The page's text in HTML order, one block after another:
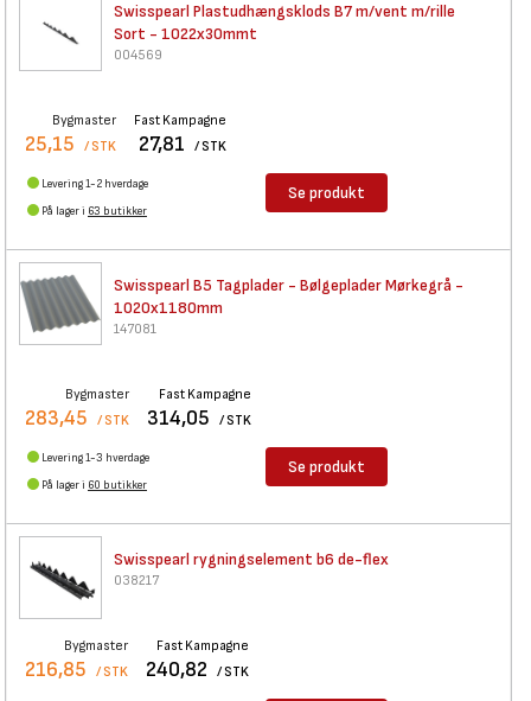
Swisspearl Plastudhængsklods B7 m/vent m/rille
Sort - 1022x30mmt
004569
Bygmaster
25,15 / STK
Fast Kampagne
27,81 / STK
Levering 1-2 hverdage
På lager i 63 butikker
Se produkt
Swisspearl B5 Tagplader - Bølgeplader Mørkegrå -
1020x1180mm
147081
Bygmaster
283,45 / STK
Fast Kampagne
314,05 / STK
Levering 1-3 hverdage
På lager i 60 butikker
Se produkt
Swisspearl rygningselement b6 de-flex
038217
Bygmaster
216,85 / STK
Fast Kampagne
240,82 / STK